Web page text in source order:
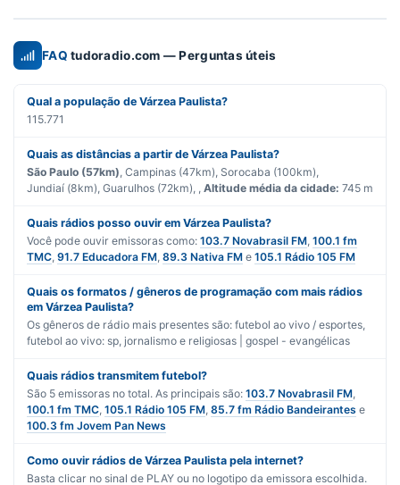
FAQ tudoradio.com — Perguntas úteis
Qual a população de Várzea Paulista?
115.771
Quais as distâncias a partir de Várzea Paulista?
São Paulo (57km) , Campinas (47km), Sorocaba (100km),
Jundiaí (8km), Guarulhos (72km), , Altitude média da cidade: 745 m
Quais rádios posso ouvir em Várzea Paulista?
Você pode ouvir emissoras como: 103.7 Novabrasil FM 100.1 fm
TMC 91.7 Educadora FM 89.3 Nativa FM e 105.1 Rádio 105 FM
Quais os formatos / gêneros de programação com mais rádios
em Várzea Paulista?
Os gêneros de rádio mais presentes são: futebol ao vivo / esportes
futebol ao vivo: sp jornalismo e religiosas | gospel - evangélicas
Quais rádios transmitem futebol?
São 5 emissoras no total. As principais são: 103.7 Novabrasil FM
100.1 fm TMC 105.1 Rádio 105 FM 85.7 fm Rádio Bandeirantes e
100.3 fm Jovem Pan News
Como ouvir rádios de Várzea Paulista pela internet?
Basta clicar no sinal de PLAY ou no logotipo da emissora escolhida.